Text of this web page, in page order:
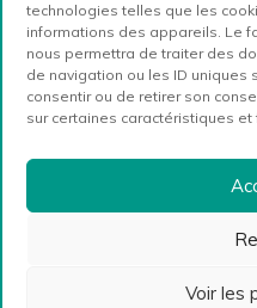
technologies telles que les
informations des appareils. Le
nous permettra de traiter des
de navigation ou les ID uniques
consentir ou de retirer son
sur certaines caractéristiques et
Voir les